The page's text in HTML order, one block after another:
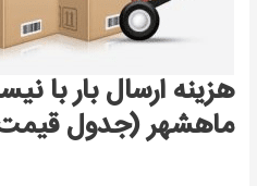
هزینه ارسال بار با
ماهشهر (جدول